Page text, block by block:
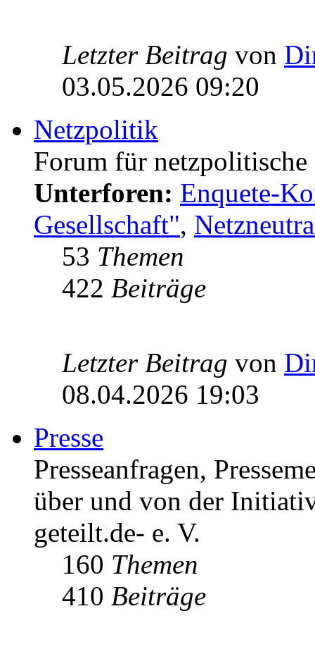
Letzter Beitrag von
03.05.2026 09:20
Netzpolitik
Forum für
Unterforen: Enquete-
Gesellschaft",
53 Themen
422 Beiträge
Letzter Beitrag von
08.04.2026 19:03
Presse
Presseanfragen,
über und von der
geteilt.de- e. V.
160 Themen
410 Beiträge